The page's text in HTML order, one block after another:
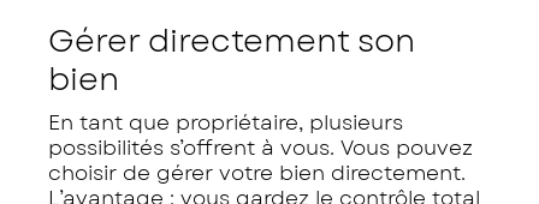
Gérer directement son
bien
En tant que propriétaire, plusieurs
possibilités s’offrent à vous. Vous pouvez
choisir de gérer votre bien directement.
L’avantage : vous gardez le contrôle total